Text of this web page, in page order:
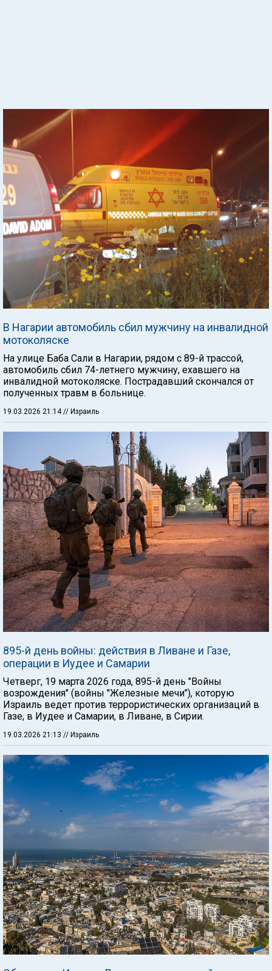
В Нагарии автомобиль сбил мужчину на инвалидной
мотоколяске
На улице Баба Сали в Нагарии, рядом с 89-й трассой,
автомобиль сбил 74-летнего мужчину, ехавшего на
инвалидной мотоколяске. Пострадавший скончался от
полученных травм в больнице.
19.03.2026 21:14// Израиль
895-й день войны: действия в Ливане и Газе,
операции в Иудее и Самарии
Четверг, 19 марта 2026 года, 895-й день "Войны
возрождения" (войны "Железные мечи"), которую
Израиль ведет против террористических организаций в
Газе, в Иудее и Самарии, в Ливане, в Сирии.
19.03.2026 21:13 // Израиль